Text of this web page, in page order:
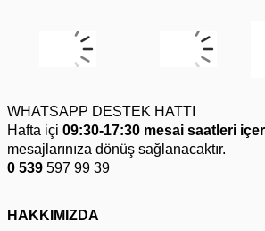
WHATSAPP DESTEK HATTI
Hafta içi 09:30-17:30 mesai saatleri
mesajlarınıza dönüş sağlanacaktır.
0 539 597 99 39
HAKKIMIZDA